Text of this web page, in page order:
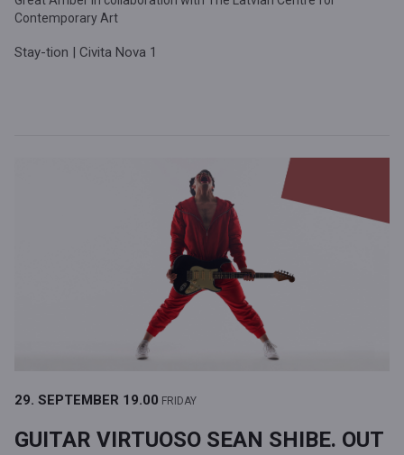
Contemporary Art
Stay-tion | Civita Nova 1
29. SEPTEMBER 19.00 FRIDAY
GUITAR VIRTUOSO SEAN SHIBE. OUT